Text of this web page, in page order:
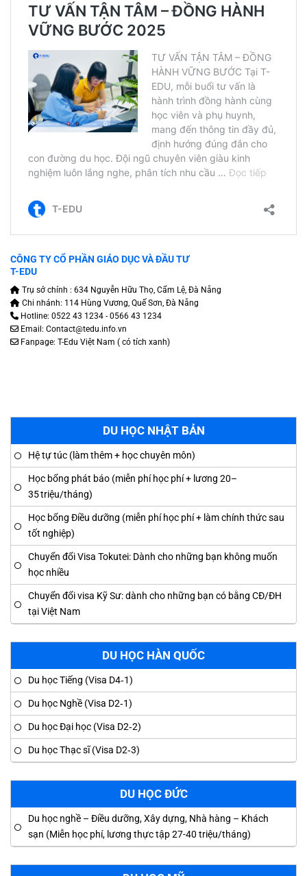
CÔNG TY CỔ PHẦN GIÁO DỤC VÀ ĐẦU TƯ
T-EDU
Trụ sở chính : 634 Nguyễn Hữu Thọ, Cẩm Lệ, Đà Nẵng
Chi nhánh: 114 Hùng Vương, Quế Sơn, Đà Nẵng
Hotline: 0522 43 1234 - 0566 43 1234
Email: Contact@tedu.info.vn
Fanpage: T-Edu Việt Nam ( có tích xanh)
DU HỌC NHẬT BẢN
Hệ tự túc (làm thêm + học chuyên môn)
Học bổng phát báo (miễn phí học phí + lương 20–
35 triệu/tháng)
Học bổng Điều dưỡng (miễn phí học phí + làm chính thức sau
tốt nghiệp)
Chuyển đổi Visa Tokutei: Dành cho những bạn không muốn
học nhiều
Chuyển đổi visa Kỹ Sư: dành cho những bạn có bằng CĐ/ĐH
tại Việt Nam
DU HỌC HÀN QUỐC
Du học Tiếng (Visa D4‑1)
Du học Nghề (Visa D2‑1)
Du học Đại học (Visa D2‑2)
Du học Thạc sĩ (Visa D2‑3)
DU HỌC ĐỨC
Du học nghề – Điều dưỡng, Xây dựng, Nhà hàng – Khách
sạn (Miễn học phí, lương thực tập 27-40 triệu/tháng)